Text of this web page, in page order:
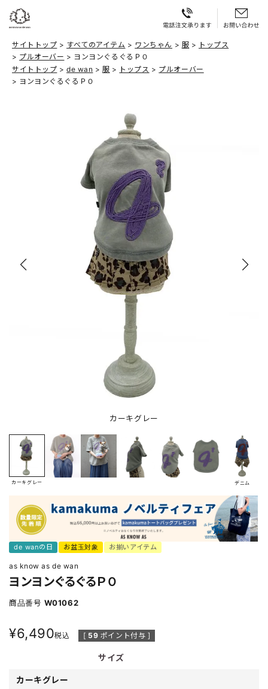
サイトトップ すべてのアイテム ワンちゃん 服
トップス
プルオーバー
ヨンヨンぐるぐるＰＯ
サイトトップ
de wan 服 トップス
プルオーバー
ヨンヨンぐるぐるＰＯ
カーキグレー
カーキグレー デニム
de wanの日 お盆玉対象 お揃いアイテム
as know as de wan
ヨンヨンぐるぐるＰＯ
商品番号 W01062
¥6,490税込 [ 59 ポイント付与 ]
サイズ
カーキグレー